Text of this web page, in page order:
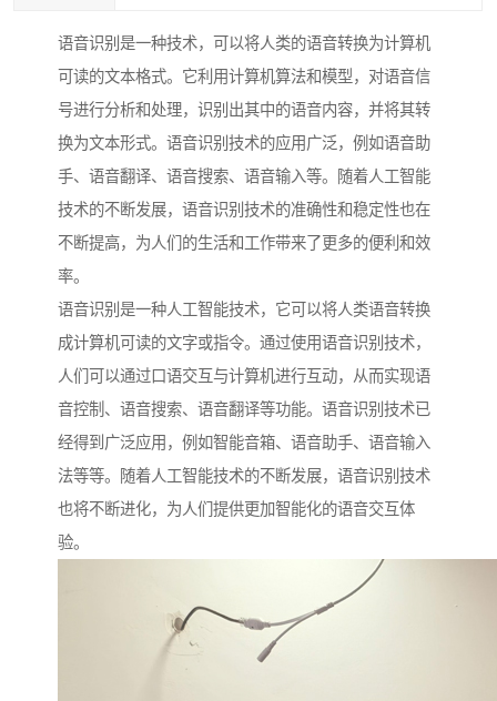
语音识别是一种技术，可以将人类的语音转换为计算机
可读的文本格式。它利用计算机算法和模型，对语音信
号进行分析和处理，识别出其中的语音内容，并将其转
换为文本形式。语音识别技术的应用广泛，例如语音助
手、语音翻译、语音搜索、语音输入等。随着人工智能
技术的不断发展，语音识别技术的准确性和稳定性也在
不断提高，为人们的生活和工作带来了更多的便利和效
率。
语音识别是一种人工智能技术，它可以将人类语音转换
成计算机可读的文字或指令。通过使用语音识别技术，
人们可以通过口语交互与计算机进行互动，从而实现语
音控制、语音搜索、语音翻译等功能。语音识别技术已
经得到广泛应用，例如智能音箱、语音助手、语音输入
法等等。随着人工智能技术的不断发展，语音识别技术
也将不断进化，为人们提供更加智能化的语音交互体
验。